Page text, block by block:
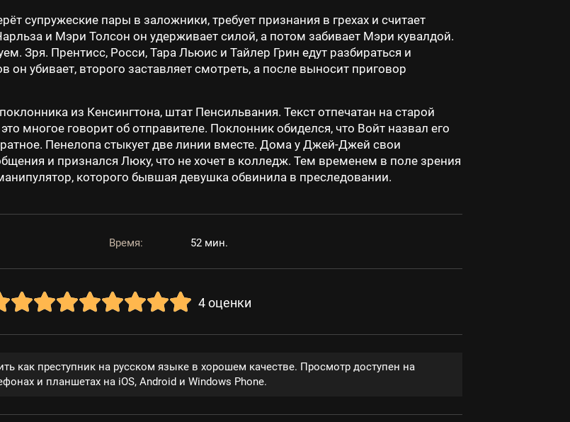
супружеские пары в заложники, требует признания в грехах и считает
и Мэри Толсон он удерживает силой, а потом забивает Мэри кувалдой.
Зря. Прентисс, Росси, Тара Льюис и Тайлер Грин едут разбираться и
он убивает, второго заставляет смотреть, а после выносит приговор
из Кенсингтона, штат Пенсильвания. Текст отпечатан на старой
многое говорит об отправителе. Поклонник обиделся, что Войт назвал его
Пенелопа стыкует две линии вместе. Дома у Джей-Джей свои
и признался Люку, что не хочет в колледж. Тем временем в поле зрения
которого бывшая девушка обвинила в преследовании.
Время: 52 мин.
4 оценки
как преступник на русском языке в хорошем качестве. Просмотр доступен на
и планшетах на iOS, Android и Windows Phone.